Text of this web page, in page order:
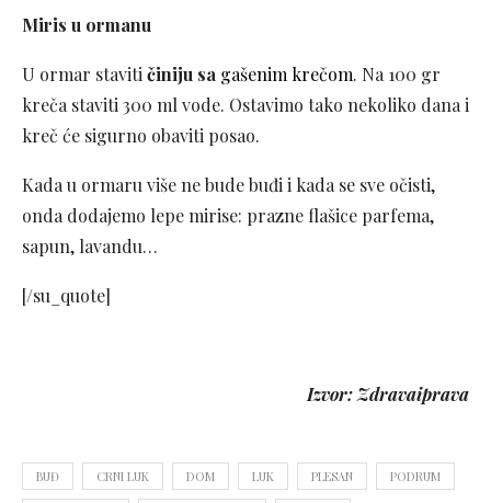
Miris u ormanu
U ormar stavitičiniju sa gašenim krečom. Na 100 gr
kreča staviti 300 ml vode. Ostavimo tako nekoliko dana i
kreč će sigurno obaviti posao.
Kada u ormaru više ne bude buđi i kada se sve očisti,
onda dodajemo lepe mirise: prazne flašice parfema,
sapun, lavandu…
[/su_quote]
Izvor: Zdravaiprava
BUĐ CRNI LUK DOM LUK PLESAN PODRUM